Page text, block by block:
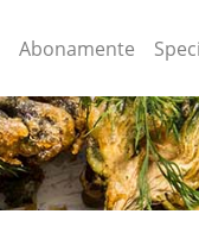
(current)
Abonamente